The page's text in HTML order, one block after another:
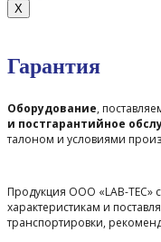
X
Гарантия
Оборудование,
и постгарантийное
талоном и условиями
Продукция ООО «LAB-TEC»
характеристикам и
транспортировки,